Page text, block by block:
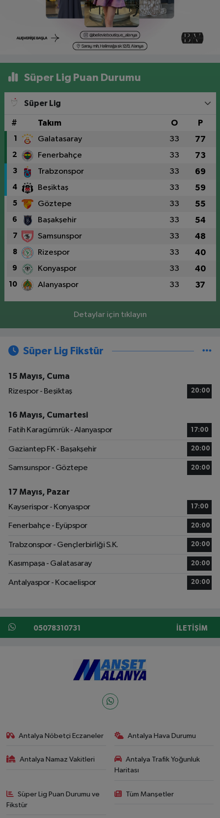
Süper Lig Puan Durumu
Süper Lig
# Takım O P
1 Galatasaray 33 77
2 Fenerbahçe 33 73
3 Trabzonspor 33 69
4 Beşiktaş 33 59
5 Göztepe 33 55
6 Başakşehir 33 54
7 Samsunspor 33 48
8 Rizespor 33 40
9 Konyaspor 33 40
10 Alanyaspor 33 37
Detaylar için tıklayın
Süper Lig Fikstür
15 Mayıs, Cuma
Rizespor - Beşiktaş
20:00
16 Mayıs, Cumartesi
Fatih Karagümrük - Alanyaspor
17:00
Gaziantep FK - Başakşehir 20:00
Samsunspor - Göztepe 20:00
17 Mayıs, Pazar
Kayserispor - Konyaspor
17:00
Fenerbahçe - Eyüpspor 20:00
Trabzonspor - Gençlerbirliği S.K. 20:00
Kasımpaşa - Galatasaray 20:00
Antalyaspor - Kocaelispor 20:00
05078310731 İLETIŞIM
Antalya Nöbetçi Eczaneler Antalya Hava Durumu
Antalya Namaz Vakitleri
Antalya Trafik Yoğunluk
Haritası
Süper Lig Puan Durumu ve
Fikstür
Tüm Manşetler